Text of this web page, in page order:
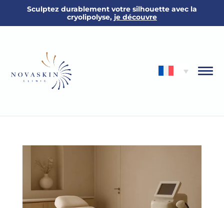
Sculptez durablement votre silhouette avec la
cryolipolyse, je découvre